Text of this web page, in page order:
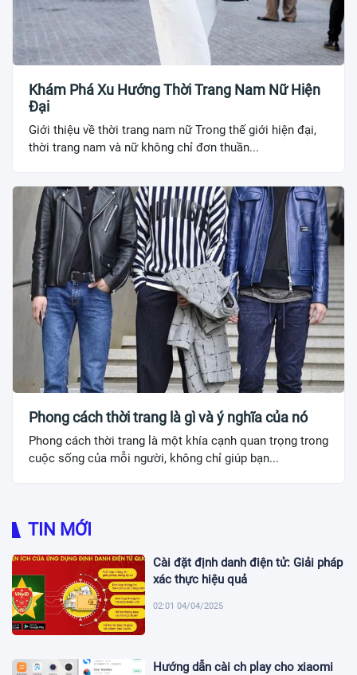
Khám Phá Xu Hướng Thời Trang Nam Nữ Hiện
Đại
Giới thiệu về thời trang nam nữ Trong thế giới hiện đại,
thời trang nam và nữ không chỉ đơn thuần...
Phong cách thời trang là gì và ý nghĩa của nó
Phong cách thời trang là một khía cạnh quan trọng trong
cuộc sống của mỗi người, không chỉ giúp bạn...
TIN MỚI
Cài đặt định danh điện tử: Giải pháp
xác thực hiệu quả
02:01 04/04/2025
Hướng dẫn cài ch play cho xiaomi